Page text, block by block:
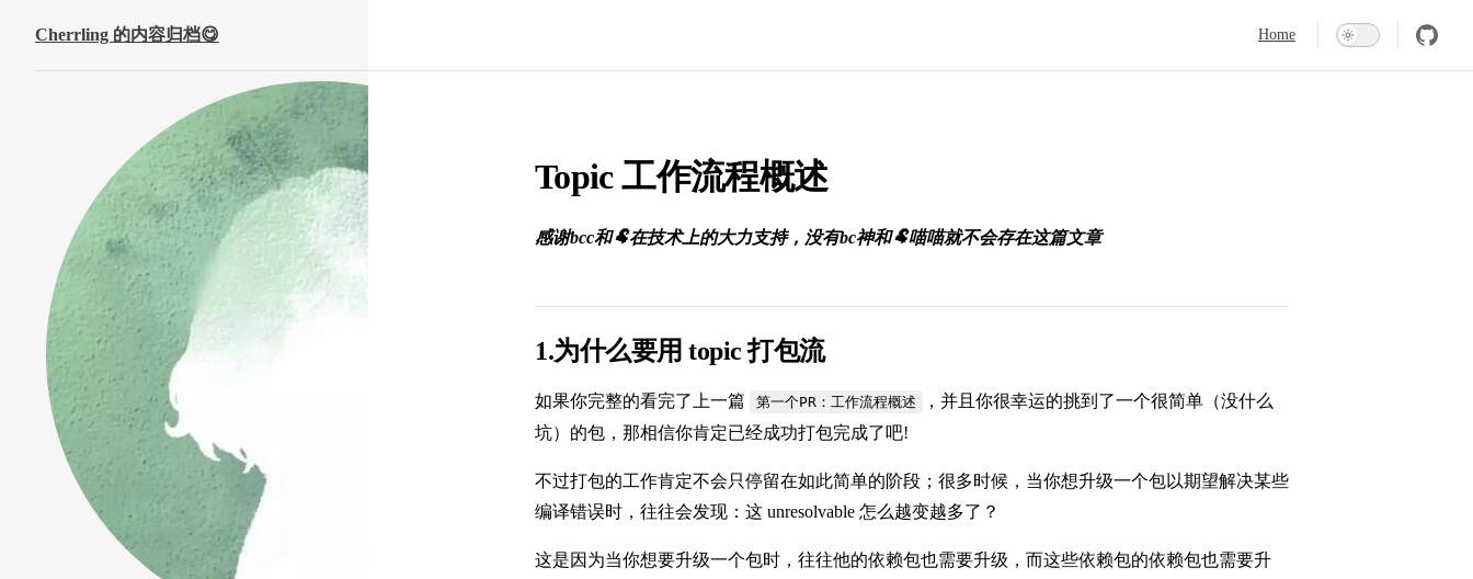
Skip to content
Cherrling 的内容归档😋 Home
Topic 工作流程概述
感谢bcc和🐏在技术上的大力支持，没有bc神和🐏喵喵就不会存在这篇文章
1.为什么要用 topic 打包流
如果你完整的看完了上一篇 第一个PR：工作流程概述
，并且你很幸运的挑到了一个很简单（没什么
坑）的包，那相信你肯定已经成功打包完成了吧!
不过打包的工作肯定不会只停留在如此简单的阶段；很多时候，当你想升级一个包以期望解决某些
编译错误时，往往会发现：这 unresolvable 怎么越变越多了？
这是因为当你想要升级一个包时，往往他的依赖包也需要升级，而这些依赖包的依赖包也需要升